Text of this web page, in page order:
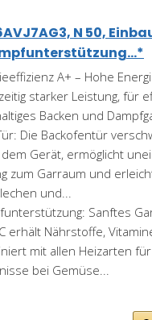
N 50,
A+ – Hohe
starker Leistung, für
Backen und
Die Backofentür
Gerät, ermöglicht
zum Garraum und
und...
Sanftes
erhält Nährstoffe,
mit allen Heizarten
bei Gemüse...